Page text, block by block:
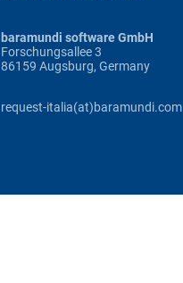
baramundi software GmbH
Forschungsallee 3
86159 Augsburg, Germany
request-italia(at)baramundi.com